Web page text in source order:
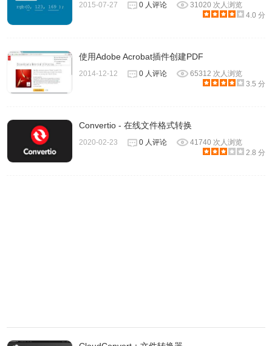
2015-07-27 0 人评论
31020 次人浏览
4.0 分
使用Adobe Acrobat插件创建PDF
2014-12-12 0 人评论
65312 次人浏览
3.5 分
Convertio - 在线文件格式转换
2020-02-23 0 人评论
41740 次人浏览
2.8 分